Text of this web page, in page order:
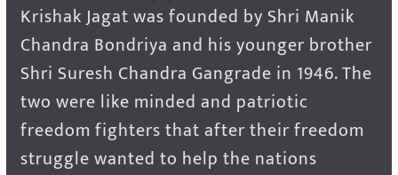
Krishak Jagat was founded by Shri Manik
Chandra Bondriya and his younger brother
Shri Suresh Chandra Gangrade in 1946. The
two were like minded and patriotic
freedom fighters that after their freedom
struggle wanted to help the nations